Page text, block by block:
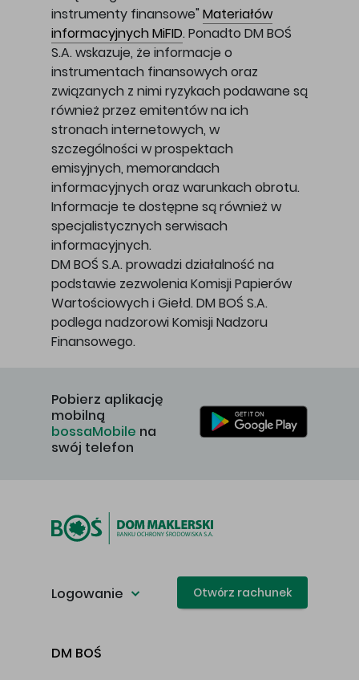
instrumenty finansowe" Materiałów
informacyjnych MiFID. Ponadto DM BOŚ
S.A. wskazuje, że informacje o
instrumentach finansowych oraz
związanych z nimi ryzykach podawane są
również przez emitentów na ich
stronach internetowych, w
szczególności w prospektach
emisyjnych, memorandach
informacyjnych oraz warunkach obrotu.
Informacje te dostępne są również w
specjalistycznych serwisach
informacyjnych.
DM BOŚ S.A. prowadzi działalność na
podstawie zezwolenia Komisji Papierów
Wartościowych i Giełd. DM BOŚ S.A.
podlega nadzorowi Komisji Nadzoru
Finansowego.
Pobierz aplikację
mobilną
bossaMobile na
swój telefon
Logowanie Otwórz rachunek
DM BOŚ